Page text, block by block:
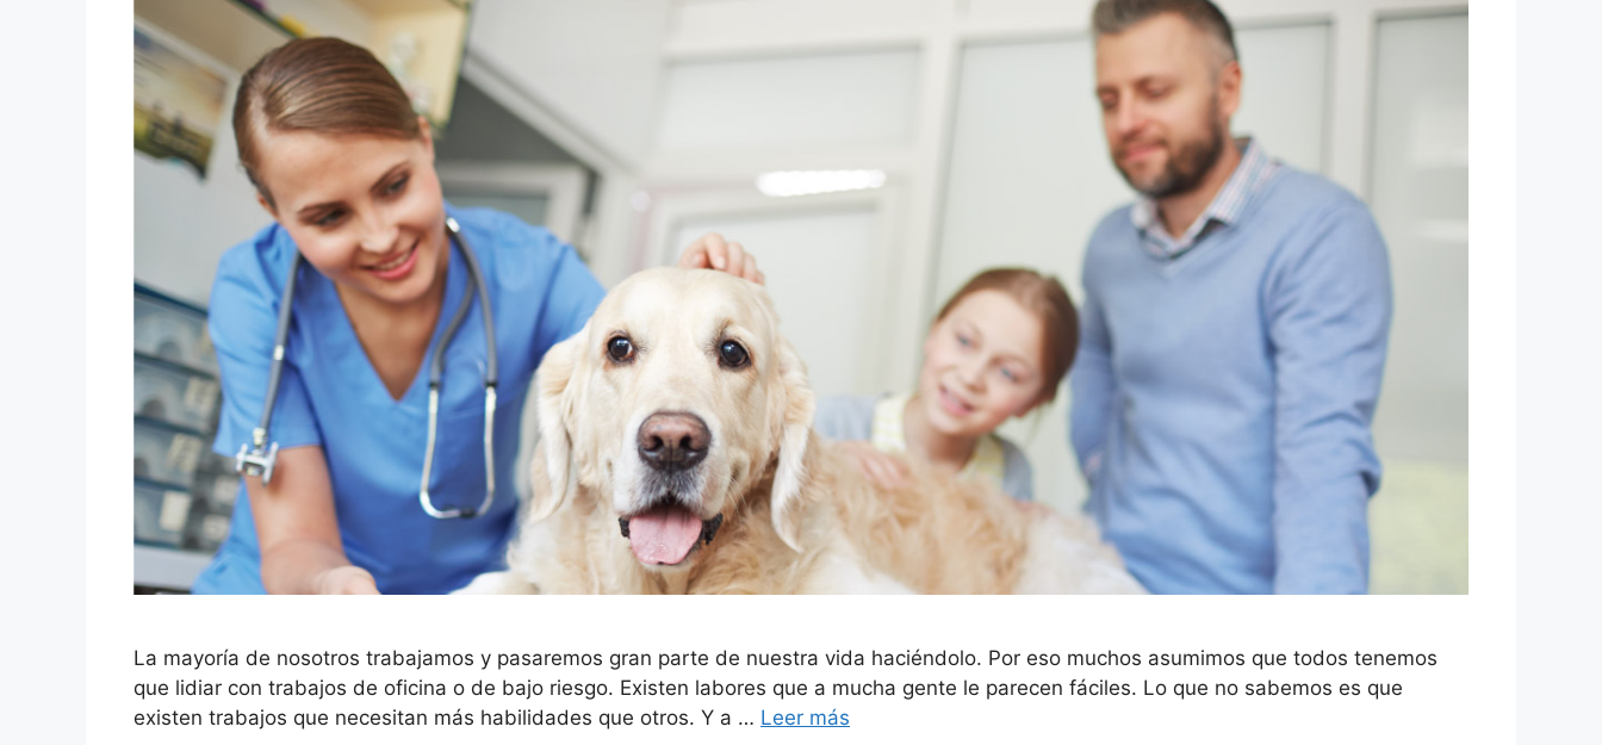
La mayoría de nosotros trabajamos y pasaremos gran parte de nuestra vida haciéndolo. Por eso muchos asumimos que todos tenemos
que lidiar con trabajos de oficina o de bajo riesgo. Existen labores que a mucha gente le parecen fáciles. Lo que no sabemos es que
existen trabajos que necesitan más habilidades que otros. Y a … Leer más